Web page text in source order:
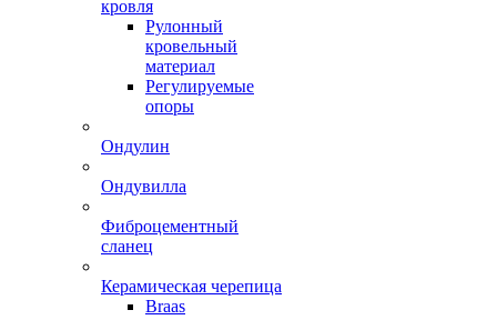
кровля
Рулонный
кровельный
материал
Регулируемые
опоры
Ондулин
Ондувилла
Фиброцементный
сланец
Керамическая черепица
Braas